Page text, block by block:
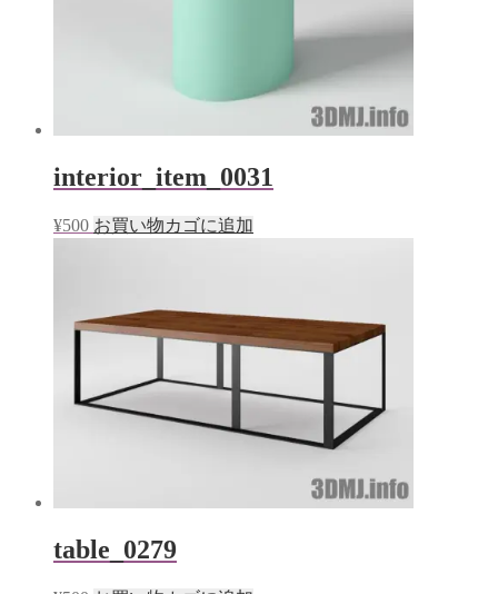
interior_item_0031
¥500 お買い物カゴに追加
table_0279